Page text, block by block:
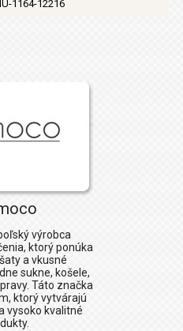
1164-12216
výrobca
ktorý ponúka
a vkusné
sukne, košele,
Táto značka
ktorý vytvárajú
vysoko kvalitné